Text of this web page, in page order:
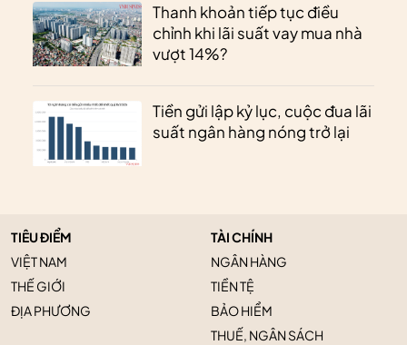
Thanh khoản tiếp tục điều
chỉnh khi lãi suất vay mua nhà
vượt 14%?
Tiền gửi lập kỷ lục, cuộc đua lãi
suất ngân hàng nóng trở lại
TIÊU ĐIỂM
VIỆT NAM
THẾ GIỚI
ĐỊA PHƯƠNG
TÀI CHÍNH
NGÂN HÀNG
TIỀN TỆ
BẢO HIỂM
THUẾ, NGÂN SÁCH